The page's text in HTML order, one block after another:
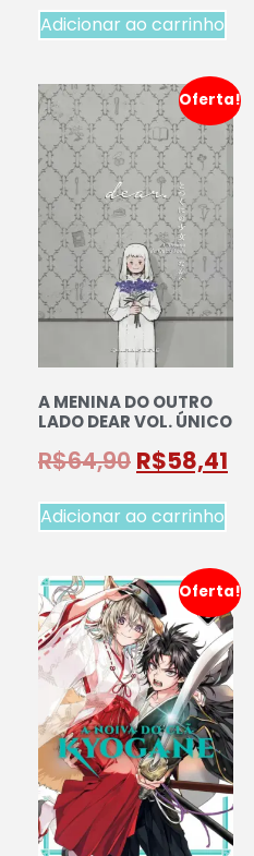
Adicionar ao carrinho
Oferta!
A MENINA DO OUTRO
LADO DEAR VOL. ÚNICO
R$64,90 R$58,41
Adicionar ao carrinho
Oferta!